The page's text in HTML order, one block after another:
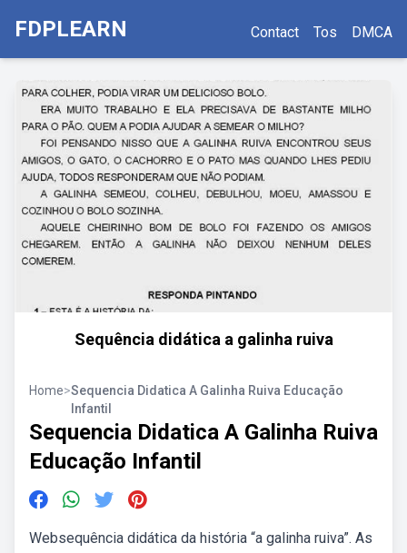
FDPLEARN Contact Tos DMCA
Sequência didática a galinha ruiva
Home>Sequencia Didatica A Galinha Ruiva Educação
Infantil
Sequencia Didatica A Galinha Ruiva
Educação Infantil
Websequência didática da história “a galinha ruiva”. As